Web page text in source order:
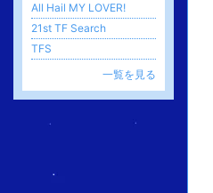
All Hail MY LOVER!
21st TF Search
TFS
一覧を見る